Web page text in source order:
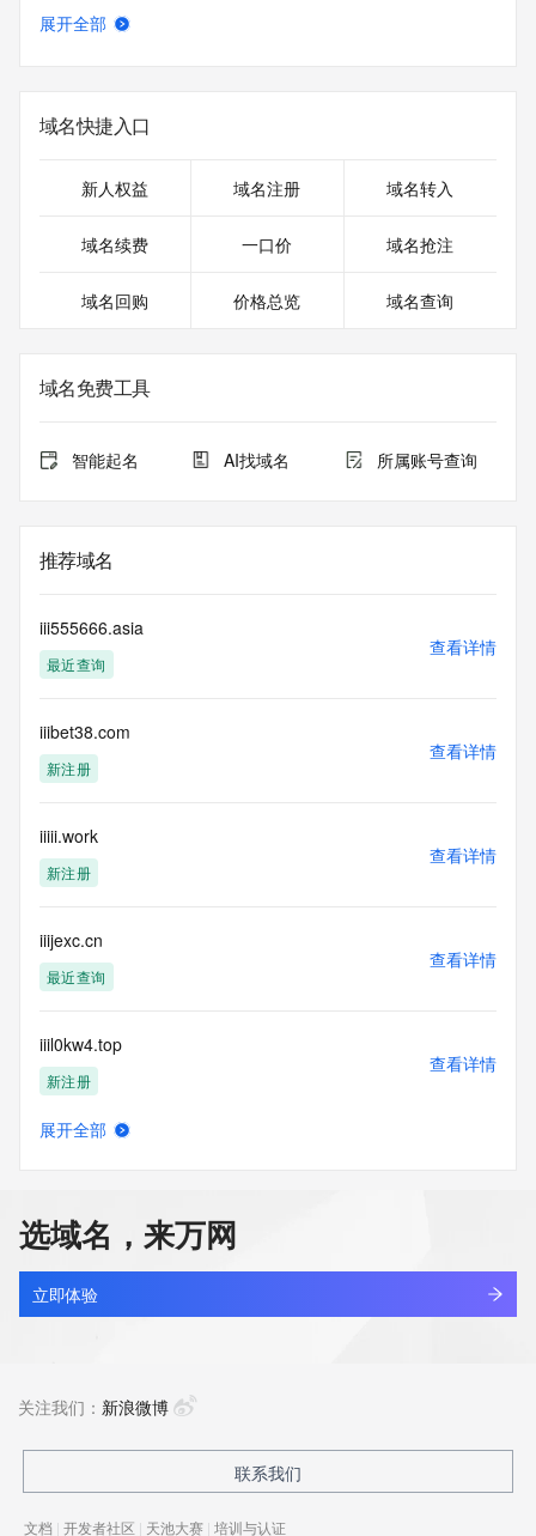
展开全部
域名快捷入口
新人权益 域名注册 域名转入
域名续费 一口价 域名抢注
域名回购 价格总览 域名查询
域名免费工具
智能起名 AI找域名 所属账号查询
推荐域名
iii555666.asia
最近查询
查看详情
iiibet38.com
新注册
查看详情
iiiii.work
新注册
查看详情
iiijexc.cn
最近查询
查看详情
iiil0kw4.top
新注册
查看详情
iiimkm.com
最近查询
查看详情
最近查询
展开全部
选域名，来万网
立即体验
关注我们： 新浪微博
联系我们
文档 | 开发者社区 | 天池大赛 | 培训与认证